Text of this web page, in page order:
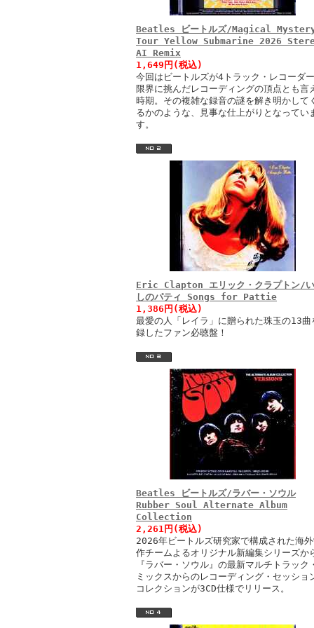
Beatles ビートルズ/Magical
Tour Yellow Submarine 2026
AI Remix
1,649円(税込)
今回はビートルズが4トラック・レコーダ
限界に挑んだレコーディングの頂点とも言
時期。その複雑な録音の謎を解き明かして
るかのような、見事な仕上がりとなってい
す。
Eric Clapton エリック・クラプトン/い
しのパティ Songs for Pattie
1,386円(税込)
最愛の人「レイラ」に贈られた珠玉の13曲
録したファン必聴盤！
Beatles ビートルズ/ラバー・ソウル
Rubber Soul Alternate Album
Collection
2,261円(税込)
2026年ビートルズ研究家で構成された海外
作チームよるオリジナル新編集シリーズか
『ラバー・ソウル』の最新マルチトラック
ミックスからのレコーディング・セッショ
コレクションが3CD仕様でリリース。